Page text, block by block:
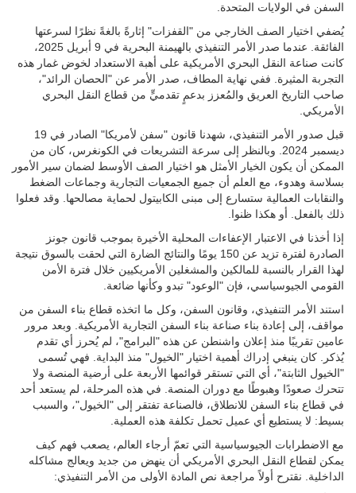
السفن في الولايات المتحدة.
يُضفي اختيار الصف الخارجي من "القفزات" إثارةً بالغةً نظرًا لسرعتها
الفائقة. عندما صدر الأمر التنفيذي بالهيمنة البحرية في 9 أبريل 2025،
كانت صناعة النقل البحري الأمريكية على أهبة الاستعداد لخوض غمار هذه
التجربة المثيرة. ففي نهاية المطاف، صدر الأمر عن "الحصان الرائد"،
صاحب التاريخ العريق والمُعزز بدعمٍ تقدميٍّ من قطاع النقل البحري
الأمريكي.
قبل صدور الأمر التنفيذي، شهدنا قانون "سفن لأمريكا" الصادر في 19
ديسمبر 2024. وبالنظر إلى سرعة التشريعات في الكونغرس، كان من
الممكن أن يكون الخيار الأمثل هو اختيار الصف الأوسط لضمان سير الأمور
بسلاسة وهدوء، مع العلم أن جميع الجمعيات التجارية وجماعات الضغط
والنقابات العمالية ستسارع إلى مبنى الكابيتول لحماية مصالحها. وقد فعلوا
ذلك بالفعل. أو هكذا ظنوا.
إذا أخذنا في الاعتبار الإعفاءات المحلية الأخيرة بموجب قانون جونز
الصادرة لفترة تزيد عن 150 يومًا والنتائج الضارة التي لحقت بالسوق نتيجة
لهذا القرار بالنسبة للمالكين والمشغلين الأمريكيين خلال فترة الأمن
القومي الجيوسياسي، فإن "الوعود" تبدو وكأنها ضائعة.
استند الأمر التنفيذي، وقانون السفن، وكل ما اتخذه قطاع بناء السفن من
مواقف، إلى إعادة بناء صناعة بناء السفن التجارية الأمريكية. وبعد مرور
عامين تقريبًا منذ إعلان واشنطن عن هذه "البرامج"، لم يُحرز أي تقدم
يُذكر. كان ينبغي إدراك أهمية اختيار "الخيول" منذ البداية. فهي تُسمى
"الخيول الثابتة"، أي التي تستقر قوائمها الأربعة على أرضية المنصة ولا
تتحرك صعودًا وهبوطًا مع دوران المنصة. في هذه المرحلة، لم يستعد أحد
في قطاع بناء السفن للانطلاق، فالصناعة تفتقر إلى "الخيول"، والسبب
بسيط: لا يستطيع أي عميل تحمل تكلفة هذه العملية.
مع الاضطرابات الجيوسياسية التي تعمّ أرجاء العالم، يصعب فهم كيف
يمكن لقطاع النقل البحري الأمريكي أن ينهض من جديد ويعالج مشاكله
الداخلية. نقترح أولاً مراجعة نص المادة الأولى من الأمر التنفيذي: